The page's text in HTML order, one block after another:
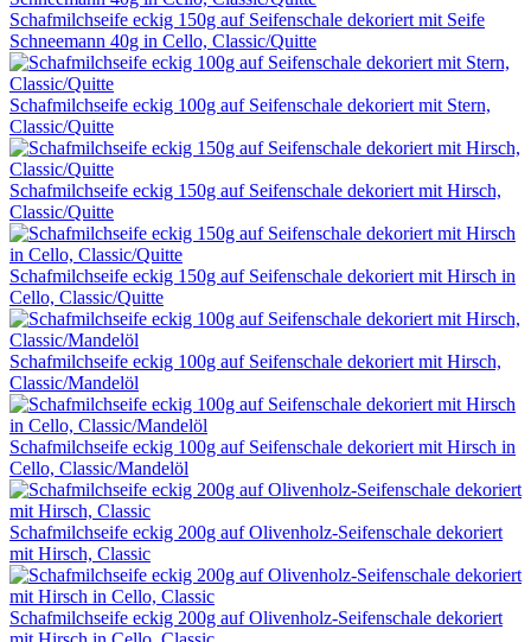
Schafmilchseife eckig 150g auf Seifenschale dekoriert mit Seife
Schneemann 40g in Cello, Classic/Quitte
Schafmilchseife eckig 100g auf Seifenschale dekoriert mit Stern,
Classic/Quitte
Schafmilchseife eckig 150g auf Seifenschale dekoriert mit Hirsch,
Classic/Quitte
Schafmilchseife eckig 150g auf Seifenschale dekoriert mit Hirsch in
Cello, Classic/Quitte
Schafmilchseife eckig 100g auf Seifenschale dekoriert mit Hirsch,
Classic/Mandelöl
Schafmilchseife eckig 100g auf Seifenschale dekoriert mit Hirsch in
Cello, Classic/Mandelöl
Schafmilchseife eckig 200g auf Olivenholz-Seifenschale dekoriert
mit Hirsch, Classic
Schafmilchseife eckig 200g auf Olivenholz-Seifenschale dekoriert